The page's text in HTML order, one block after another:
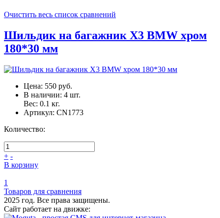
Очистить весь список сравнений
Шильдик на багажник X3 BMW хром
180*30 мм
Цена: 550 руб.
В наличии: 4 шт.
Вес: 0.1 кг.
Артикул: CN1773
Количество:
+ -
В корзину
1
Товаров для сравнения
2025 год. Все права защищены.
Сайт работает на движке: